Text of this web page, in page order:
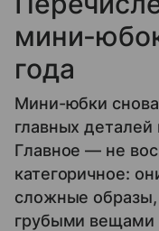
мини-
года
Мини-юбки снова
главных деталей
Главное — не
категоричное:
сложные образы,
грубыми вещами